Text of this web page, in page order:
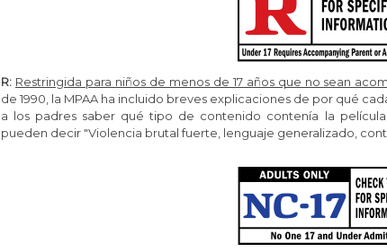
R: Restringida para niños de menos de 17 años que no sean
de 1990, la MPAA ha incluido breves explicaciones de por qué
a los padres saber qué tipo de contenido contenía la
pueden decir "Violencia brutal fuerte, lenguaje generalizado,